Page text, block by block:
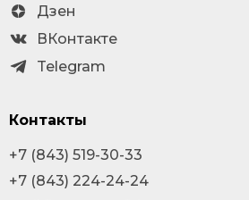
Дзен
ВКонтакте
Telegram
Контакты
+7 (843) 519-30-33
+7 (843) 224-24-24